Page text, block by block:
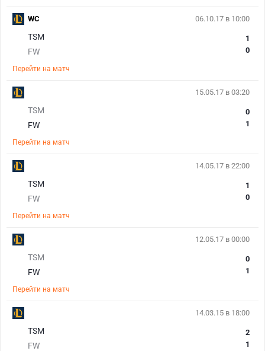
06.10.17 в 10:00
TSM
FW
1
0
Перейти на матч
WC
15.05.17 в 03:20
TSM
FW
0
1
Перейти на матч
14.05.17 в 22:00
TSM
FW
1
0
Перейти на матч
12.05.17 в 00:00
TSM
FW
0
1
Перейти на матч
14.03.15 в 18:00
TSM
FW
2
1